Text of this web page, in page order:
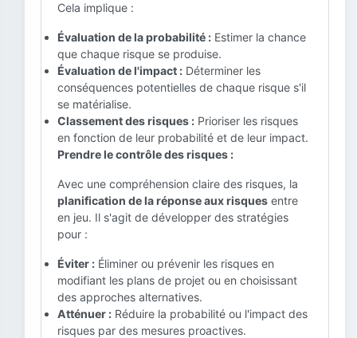
Cela implique :
Évaluation de la probabilité : Estimer la chance
que chaque risque se produise.
Évaluation de l'impact : Déterminer les
conséquences potentielles de chaque risque s'il
se matérialise.
Classement des risques : Prioriser les risques
en fonction de leur probabilité et de leur impact.
Prendre le contrôle des risques :
Avec une compréhension claire des risques, la
planification de la réponse aux risques entre
en jeu. Il s'agit de développer des stratégies
pour :
Éviter : Éliminer ou prévenir les risques en
modifiant les plans de projet ou en choisissant
des approches alternatives.
Atténuer : Réduire la probabilité ou l'impact des
risques par des mesures proactives.